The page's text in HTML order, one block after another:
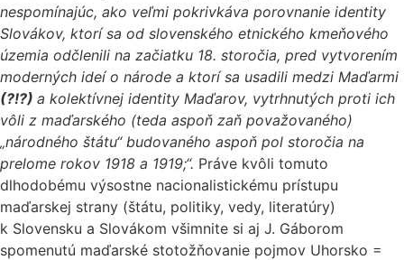
nespomínajúc, ako veľmi pokrivkáva porovnanie identity
Slovákov, ktorí sa od slovenského etnického kmeňového
územia odčlenili na začiatku 18. storočia, pred vytvorením
moderných ideí o národe a ktorí sa usadili medzi Maďarmi
(?!?) a kolektívnej identity Maďarov, vytrhnutých proti ich
vôli z maďarského (teda aspoň zaň považovaného)
„národného štátu“ budovaného aspoň pol storočia na
prelome rokov 1918 a 1919;“. Práve kvôli tomuto
dlhodobému výsostne nacionalistickému prístupu
maďarskej strany (štátu, politiky, vedy, literatúry)
k Slovensku a Slovákom všimnite si aj J. Gáborom
spomenutú maďarské stotožňovanie pojmov Uhorsko =